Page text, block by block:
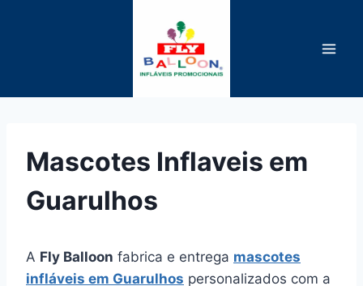
Mascotes Inflaveis em
Guarulhos
A Fly Balloon fabrica e entrega mascotes
infláveis em Guarulhos personalizados com a